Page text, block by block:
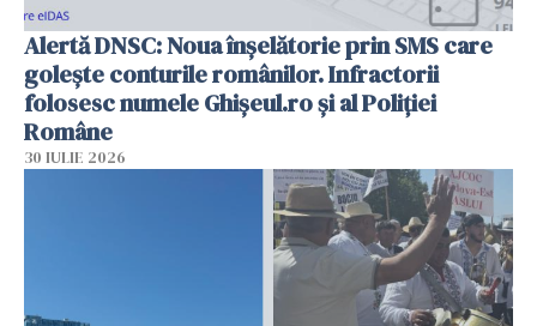
Alertă DNSC: Noua înșelătorie prin SMS care
golește conturile românilor. Infractorii
folosesc numele Ghișeul.ro și al Poliției
Române
30 IULIE 2026